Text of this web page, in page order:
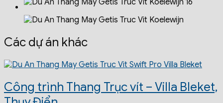
Các dự án khác
Công trình Thang Trục vít – Villa Bleket,